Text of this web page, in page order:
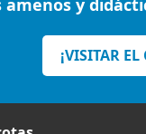
y
¡VISITAR